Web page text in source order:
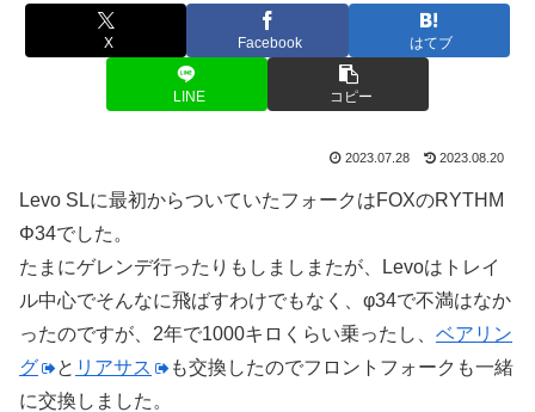
X Facebook はてブ
LINE コピー
2023.07.28 2023.08.20
Levo SLに最初からついていたフォークはFOXのRYTHM
Φ34でした。
たまにゲレンデ行ったりもしましまたが、Levoはトレイ
ル中心でそんなに飛ばすわけでもなく、φ34で不満はなか
ったのですが、2年で1000キロくらい乗ったし、 ベアリン
グ
と リアサス
も交換したのでフロントフォークも一緒
に交換しました。